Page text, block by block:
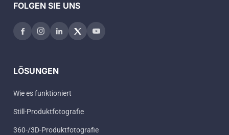
FOLGEN SIE UNS
LÖSUNGEN
Wie es funktioniert
Still-Produktfotografie
360-/3D-Produktfotografie